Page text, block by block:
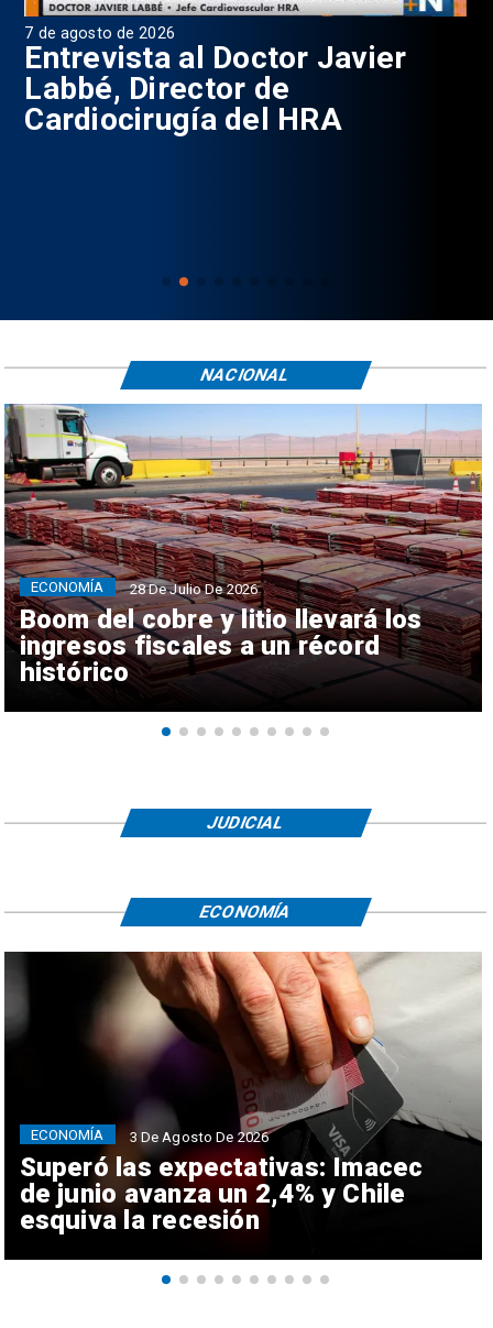
7 de agosto de 2026
Entrevista al Doctor Javier
Labbé, Director de
Cardiocirugía del HRA
Boom del cobre y litio llevará los
ingresos fiscales a un récord
histórico
ECONOMÍA 28 De Julio De 2026
NACIONAL
JUDICIAL
Superó las expectativas: Imacec
de junio avanza un 2,4% y Chile
esquiva la recesión
ECONOMÍA 3 De Agosto De 2026
ECONOMÍA